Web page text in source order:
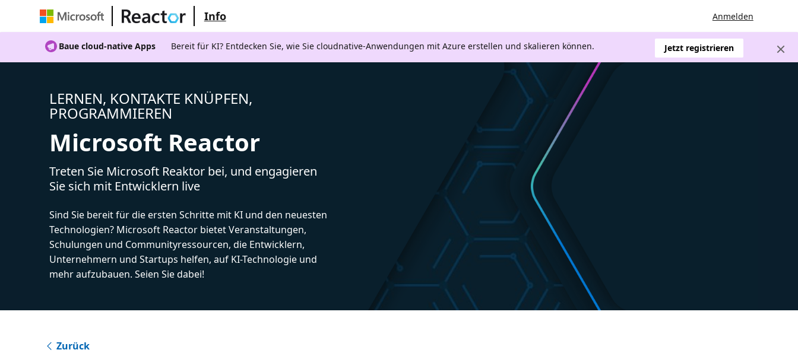
Info Anmelden
Baue cloud-native Apps Bereit für KI? Entdecken Sie, wie Sie cloudnative-Anwendungen mit Azure erstellen und skalieren können. Jetzt registrieren
LERNEN, KONTAKTE KNÜPFEN,
PROGRAMMIEREN
Microsoft Reactor
Treten Sie Microsoft Reaktor bei, und engagieren
Sie sich mit Entwicklern live
Sind Sie bereit für die ersten Schritte mit KI und den neuesten
Technologien? Microsoft Reactor bietet Veranstaltungen,
Schulungen und Communityressourcen, die Entwicklern,
Unternehmern und Startups helfen, auf KI-Technologie und
mehr aufzubauen. Seien Sie dabei!
Zurück